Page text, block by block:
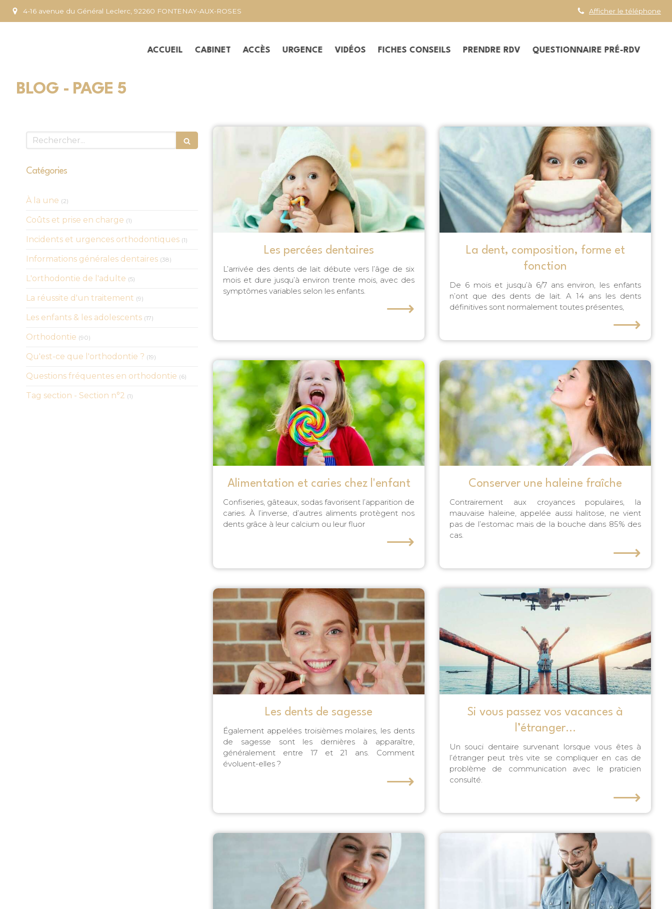
4-16 avenue du Général Leclerc, 92260 FONTENAY-AUX-ROSES Afficher le téléphone
ACCUEIL CABINET ACCÈS URGENCE VIDÉOS FICHES CONSEILS PRENDRE RDV QUESTIONNAIRE PRÉ-RDV
BLOG - PAGE 5
Les percées dentaires
L’arrivée des dents de lait débute vers l’âge de six
mois et dure jusqu’à environ trente mois, avec des
symptômes variables selon les enfants.
⟶
La dent, composition, forme et
fonction
De 6 mois et jusqu’à 6/7 ans environ, les enfants
n’ont que des dents de lait. A 14 ans les dents
définitives sont normalement toutes présentes,
⟶
Alimentation et caries chez l'enfant
Confiseries, gâteaux, sodas favorisent l’apparition de
caries. À l’inverse, d’autres aliments protègent nos
dents grâce à leur calcium ou leur fluor
⟶
Conserver une haleine fraîche
Contrairement aux croyances populaires, la
mauvaise haleine, appelée aussi halitose, ne vient
pas de l’estomac mais de la bouche dans 85% des
cas.
⟶
Les dents de sagesse
Également appelées troisièmes molaires, les dents
de sagesse sont les dernières à apparaître,
généralement entre 17 et 21 ans. Comment
évoluent-elles ?
⟶
Si vous passez vos vacances à
l’étranger...
Un souci dentaire survenant lorsque vous êtes à
l’étranger peut très vite se compliquer en cas de
problème de communication avec le praticien
consulté.
⟶
Rechercher
Catégories
À la une (2)
Coûts et prise en charge (1)
Incidents et urgences orthodontiques (1)
Informations générales dentaires (38)
L'orthodontie de l'adulte (5)
La réussite d'un traitement (9)
Les enfants & les adolescents (17)
Orthodontie (90)
Qu'est-ce que l'orthodontie ? (19)
Questions fréquentes en orthodontie (6) Articles Count
Tag section - Section n°2 (1)